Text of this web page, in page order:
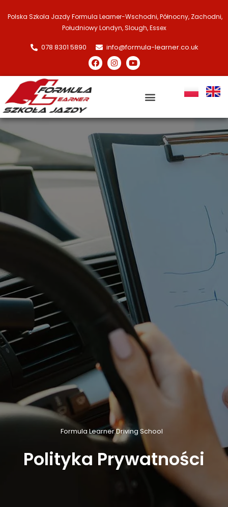
Polska Szkola Jazdy Formula Learner-Wschodni, Północny, Zachodni,
Południowy Londyn, Slough, Essex
078 8301 5890 info@formula-learner.co.uk
Formula Learner Driving School
Polityka Prywatności